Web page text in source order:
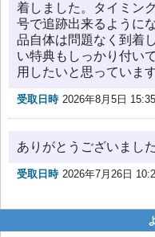
着しました。タイミン
号で追跡出来るように
品自体は問題なく到着
い特典もしっかり付い
用したいと思っています
受取日時 2026年8月5日 15:35
ありがとうございました
受取日時 2026年7月26日